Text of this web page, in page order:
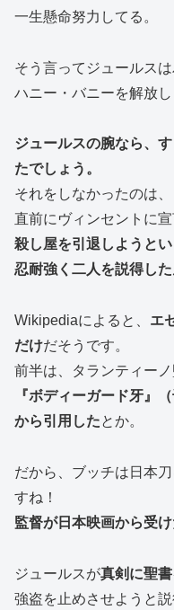
一生懸命努力してる。
そう言ってジュールス
ハニー・バニーを解放し
ジュールスの腕なら、
たでしょう。
それをしなかったのは、
直前にヴィンセントに宣
殺し屋を引退しようとい
忍耐強く二人を説得した
Wikipediaによると、 エ
だけだそうです。
前半は、タランティー
『ボディーガード牙』
から引用したとか。
だから、ブッチは日本
すね！
監督が日本映画から受
ジュールスが真剣に聖書
強盗を止めさせようと説